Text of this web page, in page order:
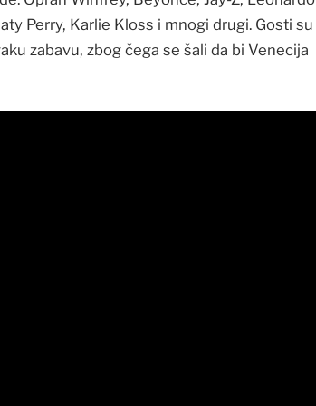
Perry, Karlie Kloss i mnogi drugi. Gosti su
zabavu, zbog čega se šali da bi Venecija